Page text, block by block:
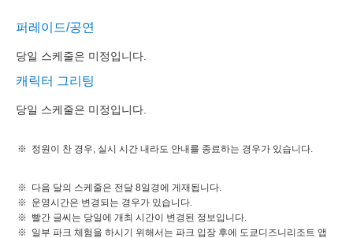
퍼레이드/공연
당일 스케줄은 미정입니다.
캐릭터 그리팅
당일 스케줄은 미정입니다.
정원이 찬 경우, 실시 시간 내라도 안내를 종료하는 경우가 있습니다.
다음 달의 스케줄은 전달 8일경에 게재됩니다.
운영시간은 변경되는 경우가 있습니다.
빨간 글씨는 당일에 개최 시간이 변경된 정보입니다.
일부 파크 체험을 하시기 위해서는 파크 입장 후에 도쿄디즈니리조트 앱